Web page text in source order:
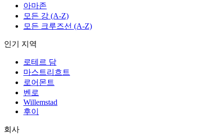
아마존
모든 강 (A-Z)
모든 크루즈선 (A-Z)
인기 지역
로테르 담
마스트리흐트
로어몬트
벤로
Willemstad
후이
회사